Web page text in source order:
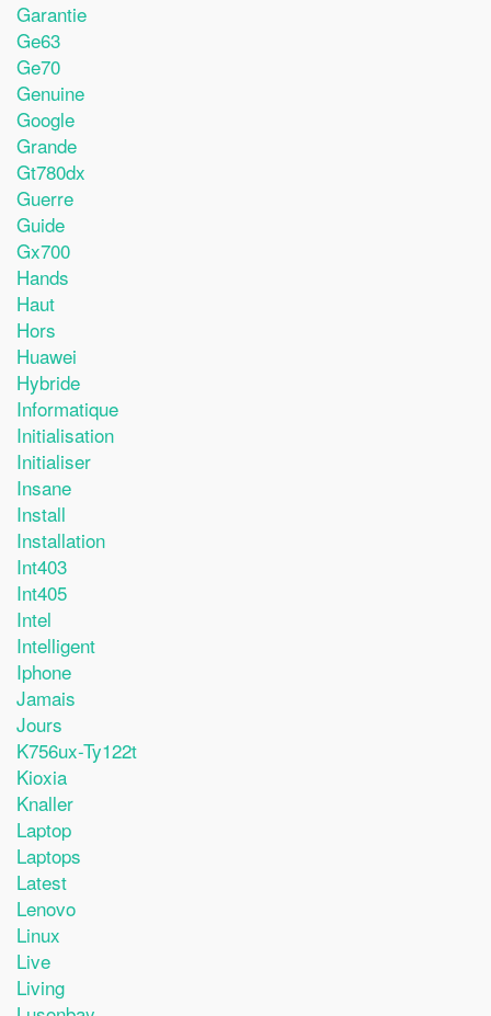
Garantie
Ge63
Ge70
Genuine
Google
Grande
Gt780dx
Guerre
Guide
Gx700
Hands
Haut
Hors
Huawei
Hybride
Informatique
Initialisation
Initialiser
Insane
Install
Installation
Int403
Int405
Intel
Intelligent
Iphone
Jamais
Jours
K756ux-Ty122t
Kioxia
Knaller
Laptop
Laptops
Latest
Lenovo
Linux
Live
Living